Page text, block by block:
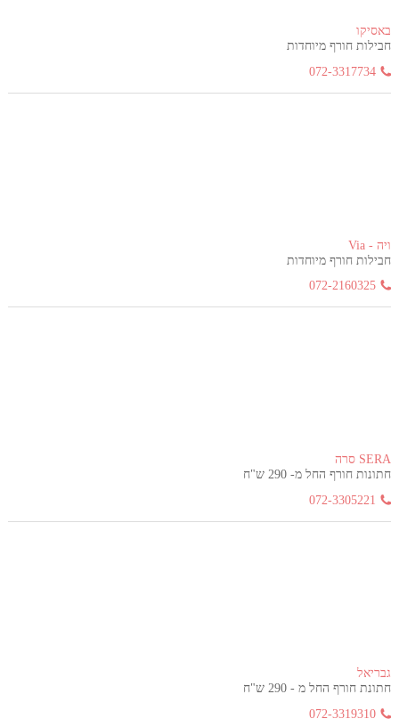
באסיקו
חבילות חורף מיוחדות
072-3317734
ויה - Via
חבילות חורף מיוחדות
072-2160325
SERA סרה
חתונות חורף החל מ- 290 ש"ח
072-3305221
גבריאל
חתונת חורף החל מ - 290 ש"ח
072-3319310